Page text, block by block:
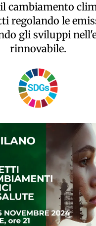
cambiamento
regolando le
gli sviluppi
rinnovabile.